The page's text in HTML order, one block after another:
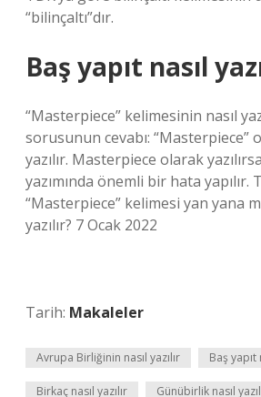
“bilinçaltı”dır.
Baş yapıt nasıl
“Masterpiece” kelimesinin nasıl
sorusunun cevabı: “Masterpiece”
yazılır. Masterpiece olarak
yazımında önemli bir hata yapılır.
“Masterpiece” kelimesi yan yana
yazılır? 7 Ocak 2022
Tarih: Makaleler
Avrupa Birliğinin nasıl yazılır Baş yapıt
Birkaç nasıl yazılır Günübirlik nasıl